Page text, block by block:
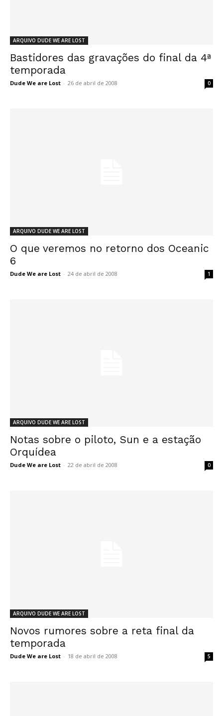
ARQUIVO DUDE WE ARE LOST
Bastidores das gravações do final da 4ª
temporada
Dude We are Lost - 26 de abril de 2008 0
ARQUIVO DUDE WE ARE LOST
O que veremos no retorno dos Oceanic
6
Dude We are Lost - 24 de abril de 2008 1
ARQUIVO DUDE WE ARE LOST
Notas sobre o piloto, Sun e a estação
Orquídea
Dude We are Lost - 22 de abril de 2008 0
ARQUIVO DUDE WE ARE LOST
Novos rumores sobre a reta final da
temporada
Dude We are Lost - 18 de abril de 2008 5